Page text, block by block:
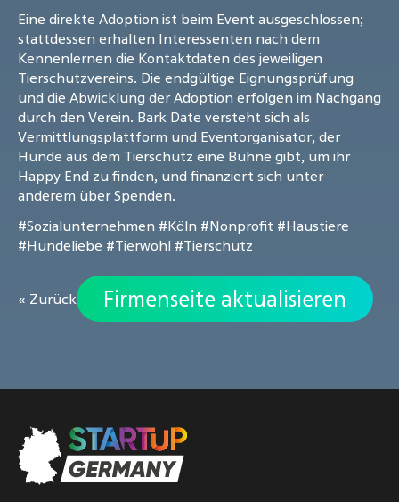
Eine direkte Adoption ist beim Event ausgeschlossen;
stattdessen erhalten Interessenten nach dem
Kennenlernen die Kontaktdaten des jeweiligen
Tierschutzvereins. Die endgültige Eignungsprüfung
und die Abwicklung der Adoption erfolgen im Nachgang
durch den Verein. Bark Date versteht sich als
Vermittlungsplattform und Eventorganisator, der
Hunde aus dem Tierschutz eine Bühne gibt, um ihr
Happy End zu finden, und finanziert sich unter
anderem über Spenden.
#Sozialunternehmen #Köln #Nonprofit #Haustiere
#Hundeliebe #Tierwohl #Tierschutz
« Zurück Firmenseite aktualisieren